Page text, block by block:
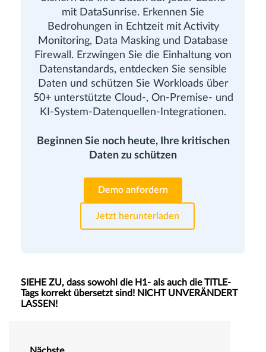
mit DataSunrise. Erkennen Sie
Bedrohungen in Echtzeit mit Activity
Monitoring, Data Masking und Database
Firewall. Erzwingen Sie die Einhaltung von
Datenstandards, entdecken Sie sensible
Daten und schützen Sie Workloads über
50+ unterstützte Cloud-, On-Premise- und
KI-System-Datenquellen-Integrationen.
Beginnen Sie noch heute, Ihre kritischen
Daten zu schützen
Demo anfordern
Jetzt herunterladen
SIEHE ZU, dass sowohl die H1- als auch die TITLE-
Tags korrekt übersetzt sind! NICHT UNVERÄNDERT
LASSEN!